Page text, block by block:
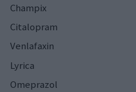
Champix
Citalopram
Venlafaxin
Lyrica
Omeprazol